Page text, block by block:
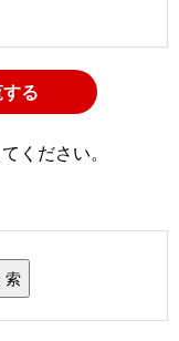
る
ください。